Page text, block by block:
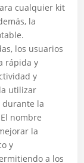
cualquier kit
la
los usuarios
rápida y
y
utilizar
durante la
nombre
la
y
a los